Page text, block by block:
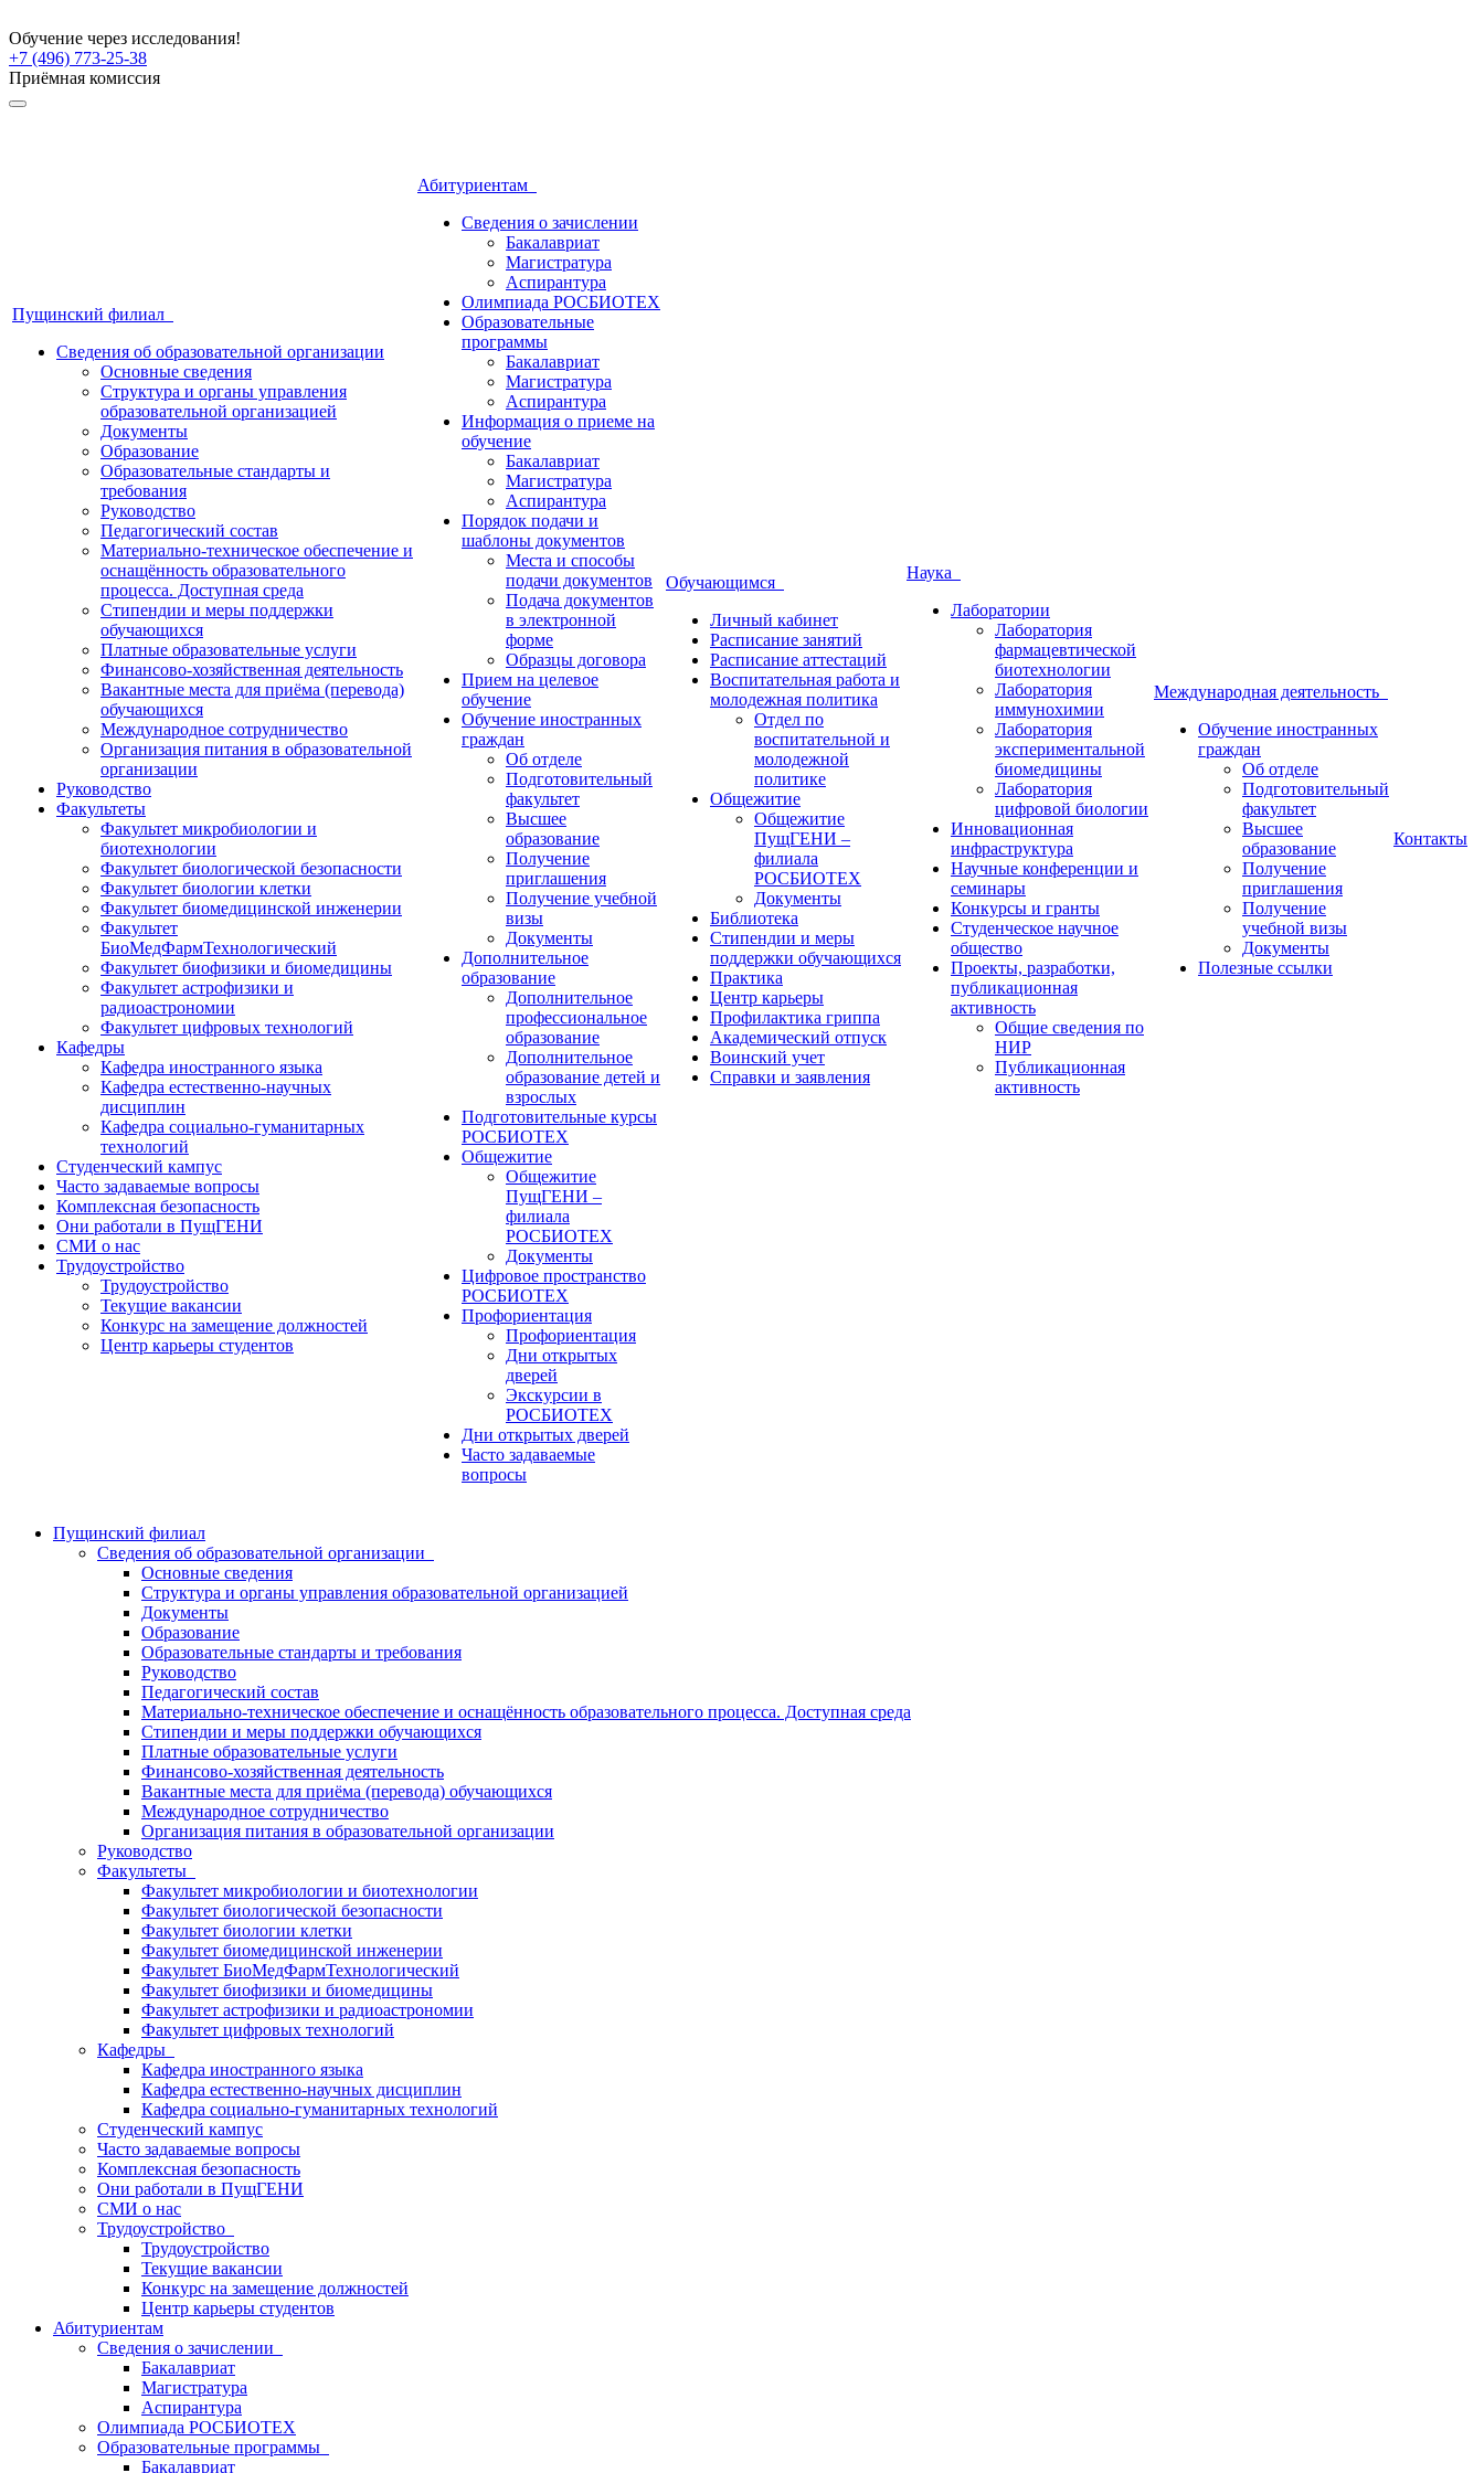
Обучение через исследования!
+7 (496) 773-25-38
Приёмная комиссия
Пущинский филиал
Сведения об образовательной организации
Основные сведения
Структура и органы управления
образовательной организацией
Документы
Образование
Образовательные стандарты и
требования
Руководство
Педагогический состав
Материально-техническое обеспечение и
оснащённость образовательного
процесса. Доступная среда
Стипендии и меры поддержки
обучающихся
Платные образовательные услуги
Финансово-хозяйственная деятельность
Вакантные места для приёма (перевода)
обучающихся
Международное сотрудничество
Организация питания в образовательной
организации
Руководство
Факультеты
Факультет микробиологии и
биотехнологии
Факультет биологической безопасности
Факультет биологии клетки
Факультет биомедицинской инженерии
Факультет
БиоМедФармТехнологический
Факультет биофизики и биомедицины
Факультет астрофизики и
радиоастрономии
Факультет цифровых технологий
Кафедры
Кафедра иностранного языка
Кафедра естественно-научных
дисциплин
Кафедра социально-гуманитарных
технологий
Студенческий кампус
Часто задаваемые вопросы
Комплексная безопасность
Они работали в ПущГЕНИ
СМИ о нас
Трудоустройство
Трудоустройство
Текущие вакансии
Конкурс на замещение должностей
Центр карьеры студентов
Абитуриентам
Сведения о зачислении
Бакалавриат
Магистратура
Аспирантура
Олимпиада РОСБИОТЕХ
Образовательные
программы
Бакалавриат
Магистратура
Аспирантура
Информация о приеме на
обучение
Бакалавриат
Магистратура
Аспирантура
Порядок подачи и
шаблоны документов
Места и способы
подачи документов
Подача документов
в электронной
форме
Образцы договора
Прием на целевое
обучение
Обучение иностранных
граждан
Об отделе
Подготовительный
факультет
Высшее
образование
Получение
приглашения
Получение учебной
визы
Документы
Дополнительное
образование
Дополнительное
профессиональное
образование
Дополнительное
образование детей и
взрослых
Подготовительные курсы
РОСБИОТЕХ
Общежитие
Общежитие
ПущГЕНИ –
филиала
РОСБИОТЕХ
Документы
Цифровое пространство
РОСБИОТЕХ
Профориентация
Профориентация
Дни открытых
дверей
Экскурсии в
РОСБИОТЕХ
Дни открытых дверей
Часто задаваемые
вопросы
Обучающимся
Личный кабинет
Расписание занятий
Расписание аттестаций
Воспитательная работа и
молодежная политика
Отдел по
воспитательной и
молодежной
политике
Общежитие
Общежитие
ПущГЕНИ –
филиала
РОСБИОТЕХ
Документы
Библиотека
Стипендии и меры
поддержки обучающихся
Практика
Центр карьеры
Профилактика гриппа
Академический отпуск
Воинский учет
Справки и заявления
Наука
Лаборатории
Лаборатория
фармацевтической
биотехнологии
Лаборатория
иммунохимии
Лаборатория
экспериментальной
биомедицины
Лаборатория
цифровой биологии
Инновационная
инфраструктура
Научные конференции и
семинары
Конкурсы и гранты
Студенческое научное
общество
Проекты, разработки,
публикационная
активность
Общие сведения по
НИР
Публикационная
активность
Международная деятельность
Обучение иностранных
граждан
Об отделе
Подготовительный
факультет
Высшее
образование
Получение
приглашения
Получение
учебной визы
Документы
Полезные ссылки
Контакты
Пущинский филиал
Сведения об образовательной организации
Основные сведения
Структура и органы управления образовательной организацией
Документы
Образование
Образовательные стандарты и требования
Руководство
Педагогический состав
Материально-техническое обеспечение и оснащённость образовательного процесса. Доступная среда
Стипендии и меры поддержки обучающихся
Платные образовательные услуги
Финансово-хозяйственная деятельность
Вакантные места для приёма (перевода) обучающихся
Международное сотрудничество
Организация питания в образовательной организации
Руководство
Факультеты
Факультет микробиологии и биотехнологии
Факультет биологической безопасности
Факультет биологии клетки
Факультет биомедицинской инженерии
Факультет БиоМедФармТехнологический
Факультет биофизики и биомедицины
Факультет астрофизики и радиоастрономии
Факультет цифровых технологий
Кафедры
Кафедра иностранного языка
Кафедра естественно-научных дисциплин
Кафедра социально-гуманитарных технологий
Студенческий кампус
Часто задаваемые вопросы
Комплексная безопасность
Они работали в ПущГЕНИ
СМИ о нас
Трудоустройство
Трудоустройство
Текущие вакансии
Конкурс на замещение должностей
Центр карьеры студентов
Абитуриентам
Сведения о зачислении
Бакалавриат
Магистратура
Аспирантура
Олимпиада РОСБИОТЕХ
Образовательные программы
Бакалавриат